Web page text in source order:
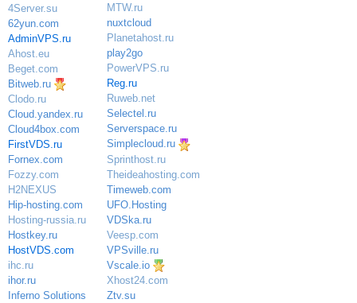
4Server.su
62yun.com
AdminVPS.ru
Ahost.eu
Beget.com
Bitweb.ru
Clodo.ru
Cloud.yandex.ru
Cloud4box.com
FirstVDS.ru
Fornex.com
Fozzy.com
H2NEXUS
Hip-hosting.com
Hosting-russia.ru
Hostkey.ru
HostVDS.com
ihc.ru
ihor.ru
Inferno Solutions
MTW.ru
nuxtcloud
Planetahost.ru
play2go
PowerVPS.ru
Reg.ru
Ruweb.net
Selectel.ru
Serverspace.ru
Simplecloud.ru
Sprinthost.ru
Theideahosting.com
Timeweb.com
UFO.Hosting
VDSka.ru
Veesp.com
VPSville.ru
Vscale.io
Xhost24.com
Ztv.su